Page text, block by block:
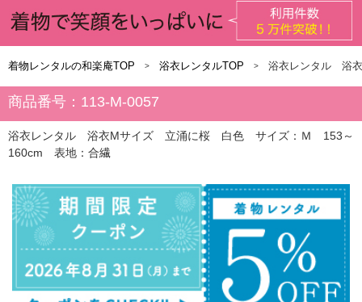
着物レンタルの和楽庵TOP 浴衣レンタルTOP 浴衣レンタル 浴
商品番号：113-M-0057
浴衣レンタル 浴衣Mサイズ 立涌に桜 白色 サイズ：Ｍ 153～
160cm 表地：合繊